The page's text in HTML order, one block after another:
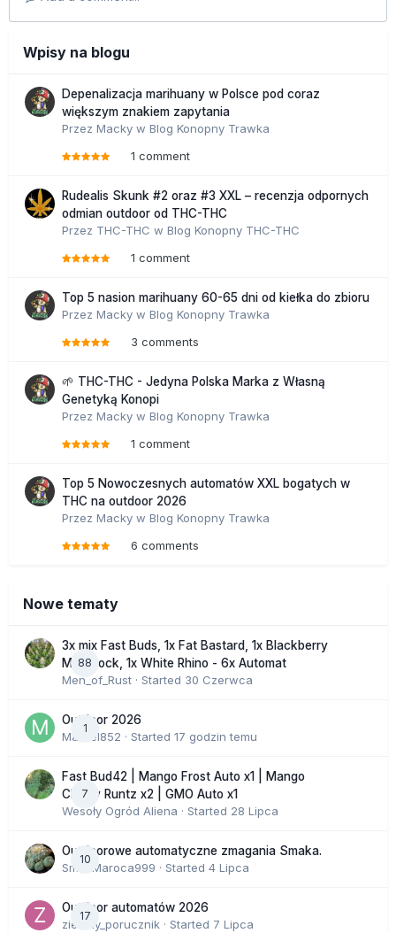
Wpisy na blogu
Depenalizacja marihuany w Polsce pod coraz
większym znakiem zapytania
Przez Macky w Blog Konopny Trawka
1 comment
Rudealis Skunk #2 oraz #3 XXL – recenzja odpornych
odmian outdoor od THC-THC
Przez THC-THC w Blog Konopny THC-THC
1 comment
Top 5 nasion marihuany 60-65 dni od kiełka do zbioru
Przez Macky w Blog Konopny Trawka
3 comments
🌱 THC-THC - Jedyna Polska Marka z Własną
Genetyką Konopi
Przez Macky w Blog Konopny Trawka
1 comment
Top 5 Nowoczesnych automatów XXL bogatych w
THC na outdoor 2026
Przez Macky w Blog Konopny Trawka
6 comments
Nowe tematy
88
3x mix Fast Buds, 1x Fat Bastard, 1x Blackberry
Moonrock, 1x White Rhino - 6x Automat
Men_of_Rust · Started 30 Czerwca
1
Outdoor 2026
Marcel852 · Started 17 godzin temu
7
Fast Bud42 | Mango Frost Auto x1 | Mango
Cherry Runtz x2 | GMO Auto x1
Wesoły Ogród Aliena · Started 28 Lipca
10
Outdoorowe automatyczne zmagania Smaka.
SmakMaroca999 · Started 4 Lipca
17
Outdoor automatów 2026
zielony_porucznik · Started 7 Lipca